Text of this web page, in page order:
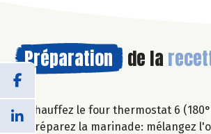
Préparation de la
Chauffez le four thermostat 6
Préparez la marinade: mélangez